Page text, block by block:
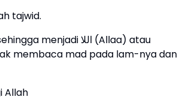
tajwid.
membaca mad pada lam-nya dan
Allah